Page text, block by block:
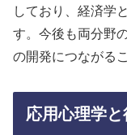
しており、経済学
す。今後も両分野
の開発につながる
応用心理学